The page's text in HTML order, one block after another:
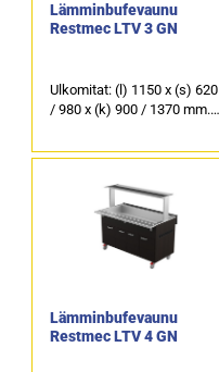
Lämminbufevaunu
Restmec LTV 3 GN
Ulkomitat: (l) 1150 x (s) 620
/ 980 x (k) 900 / 1370 mm.
1/1.
(kuvassa), tammi, tumma
tammi, pähkinä, pyökki,
koivu ja valkoinen.
4-kääntyvää pyörää, joista
kaksi lukittavaa.
Lämminbufevaunu
Restmec LTV 4 GN